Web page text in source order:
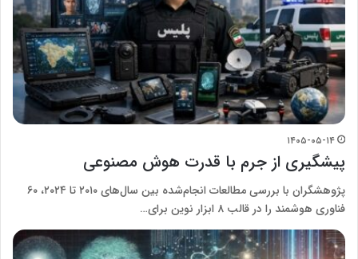
۱۴۰۵-۰۵-۱۴
پیشگیری از جرم با قدرت هوش مصنوعی
پژوهشگران با بررسی مطالعات انجام‌شده بین سال‌های ۲۰۱۰ تا ۲۰۲۴، ۶۰
فناوری هوشمند را در قالب ۸ ابزار نوین برای…